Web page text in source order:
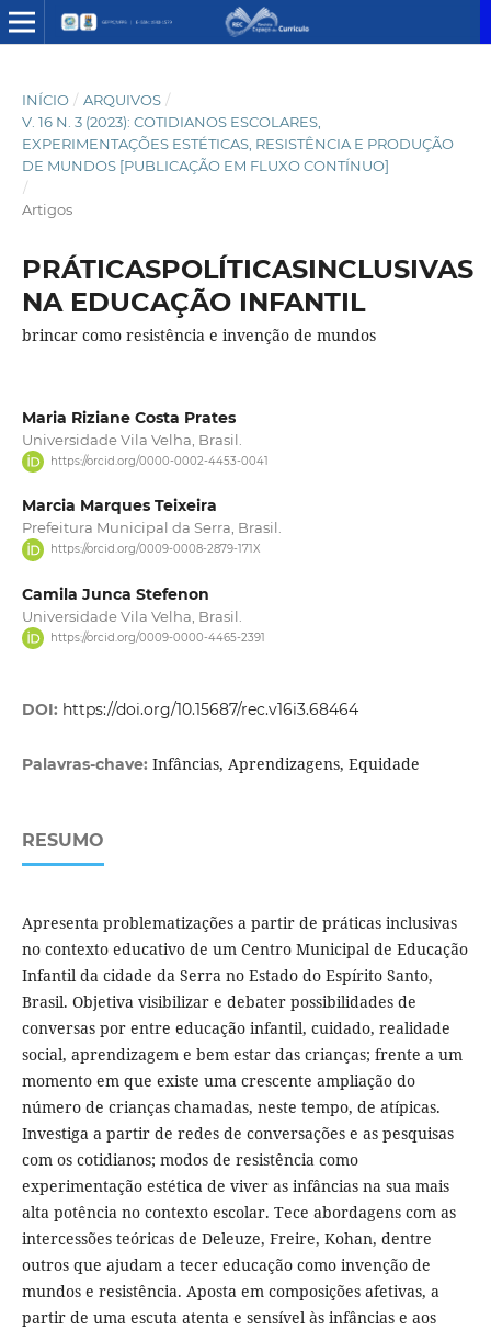
INÍCIO / ARQUIVOS /
V. 16 N. 3 (2023): COTIDIANOS ESCOLARES,
EXPERIMENTAÇÕES ESTÉTICAS, RESISTÊNCIA E PRODUÇÃO
DE MUNDOS [PUBLICAÇÃO EM FLUXO CONTÍNUO]
/
Artigos
PRÁTICASPOLÍTICASINCLUSIVAS
NA EDUCAÇÃO INFANTIL
brincar como resistência e invenção de mundos
Maria Riziane Costa Prates
Universidade Vila Velha, Brasil.
https://orcid.org/0000-0002-4453-0041
Marcia Marques Teixeira
Prefeitura Municipal da Serra, Brasil.
https://orcid.org/0009-0008-2879-171X
Camila Junca Stefenon
Universidade Vila Velha, Brasil.
https://orcid.org/0009-0000-4465-2391
DOI: https://doi.org/10.15687/rec.v16i3.68464
Palavras-chave: Infâncias, Aprendizagens, Equidade
RESUMO
Apresenta problematizações a partir de práticas inclusivas
no contexto educativo de um Centro Municipal de Educação
Infantil da cidade da Serra no Estado do Espírito Santo,
Brasil. Objetiva visibilizar e debater possibilidades de
conversas por entre educação infantil, cuidado, realidade
social, aprendizagem e bem estar das crianças; frente a um
momento em que existe uma crescente ampliação do
número de crianças chamadas, neste tempo, de atípicas.
Investiga a partir de redes de conversações e as pesquisas
com os cotidianos; modos de resistência como
experimentação estética de viver as infâncias na sua mais
alta potência no contexto escolar. Tece abordagens com as
intercessões teóricas de Deleuze, Freire, Kohan, dentre
outros que ajudam a tecer educação como invenção de
mundos e resistência. Aposta em composições afetivas, a
partir de uma escuta atenta e sensível às infâncias e aos